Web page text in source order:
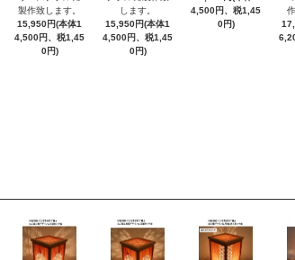
製作致します。
15,950円(本体1
4,500円、税1,45
0円)
します。
15,950円(本体1
4,500円、税1,45
0円)
4,500円、税1,45
0円)